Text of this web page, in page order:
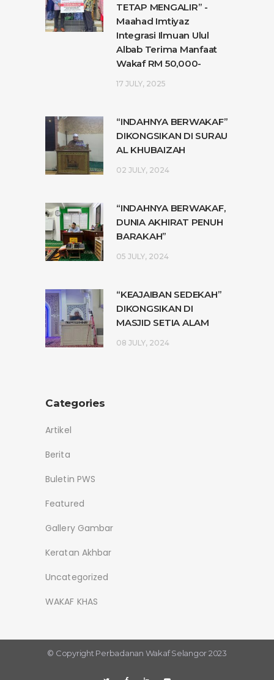
TETAP MENGALIR” -
Maahad Imtiyaz
Integrasi Ilmuan Ulul
Albab Terima Manfaat
Wakaf RM 50,000-
17 JULY, 2025
“INDAHNYA BERWAKAF”
DIKONGSIKAN DI SURAU
AL KHUBAIZAH
02 JULY, 2024
“INDAHNYA BERWAKAF,
DUNIA AKHIRAT PENUH
BARAKAH”
05 JULY, 2024
“KEAJAIBAN SEDEKAH”
DIKONGSIKAN DI
MASJID SETIA ALAM
08 JULY, 2024
Categories
Artikel
Berita
Buletin PWS
Featured
Gallery Gambar
Keratan Akhbar
Uncategorized
WAKAF KHAS
© Copyright Perbadanan Wakaf Selangor 2023